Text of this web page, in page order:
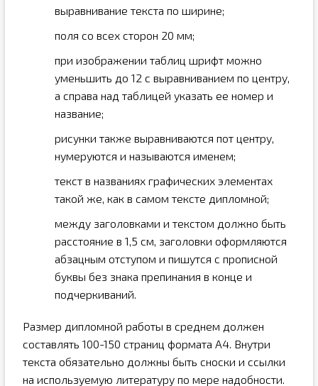
выравнивание текста по ширине;
поля со всех сторон 20 мм;
при изображении таблиц шрифт можно
уменьшить до 12 с выравниванием по центру,
а справа над таблицей указать ее номер и
название;
рисунки также выравниваются пот центру,
нумеруются и называются именем;
текст в названиях графических элементах
такой же, как в самом тексте дипломной;
между заголовками и текстом должно быть
расстояние в 1,5 см, заголовки оформляются
абзацным отступом и пишутся с прописной
буквы без знака препинания в конце и
подчеркиваний.
Размер дипломной работы в среднем должен
составлять 100-150 страниц формата А4. Внутри
текста обязательно должны быть сноски и ссылки
на используемую литературу по мере надобности.